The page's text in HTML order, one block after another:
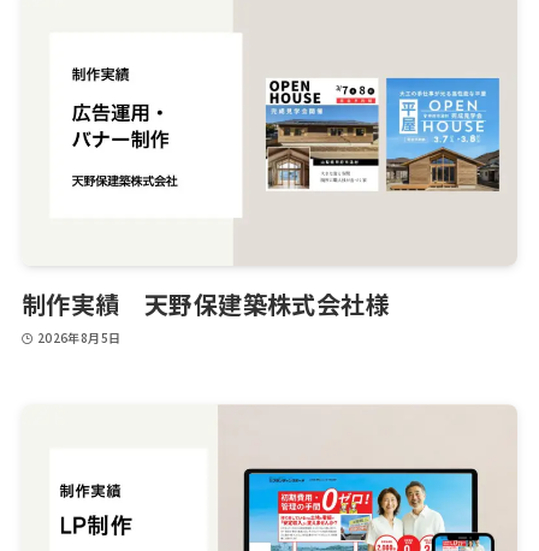
制作実績 天野保建築株式会社様
2026年8月5日